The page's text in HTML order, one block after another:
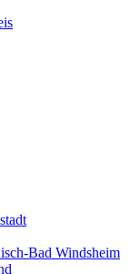
Bad Windsheim